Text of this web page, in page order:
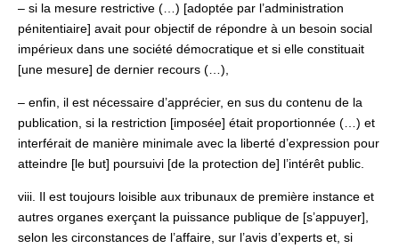
– si la mesure restrictive (…) [adoptée par l’administration
pénitentiaire] avait pour objectif de répondre à un besoin social
impérieux dans une société démocratique et si elle constituait
[une mesure] de dernier recours (…),
– enfin, il est nécessaire d’apprécier, en sus du contenu de la
publication, si la restriction [imposée] était proportionnée (…) et
interférait de manière minimale avec la liberté d’expression pour
atteindre [le but] poursuivi [de la protection de] l’intérêt public.
viii. Il est toujours loisible aux tribunaux de première instance et
autres organes exerçant la puissance publique de [s’appuyer],
selon les circonstances de l’affaire, sur l’avis d’experts et, si